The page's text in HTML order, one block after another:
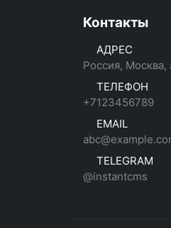
Контакты
АДРЕС
Россия, Москва,
ТЕЛЕФОН
+7123456789
EMAIL
TELEGRAM
@instantcms